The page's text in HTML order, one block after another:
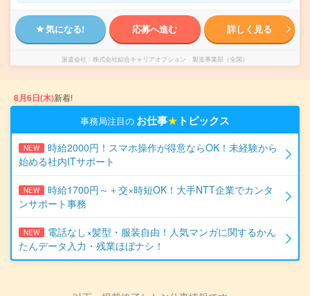
気になる! 応募へ進む 詳しく見る
派遣会社 株式会社綜合キャリアオプション 製造事業部（全国）
8月6日(木)新着!
事務局注目の お仕事★ トピックス
NEW
時給2000円！スマホ操作が得意ならOK！未経験から
始める社内ITサポート
NEW
時給1700円～＋交×時短OK！大手NTT企業でカンタ
ンサポート事務
NEW
電話なし×髪型・服装自由！人気マンガに関するかん
たんデータ入力・残業ほぼナシ！